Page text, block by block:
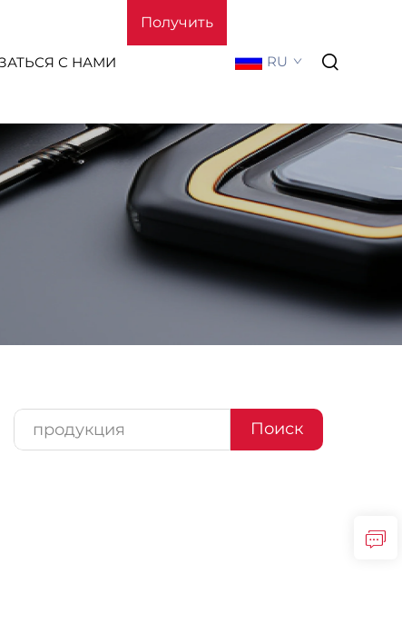
О Нас
С НАМИ
Получить
RU
Поиск